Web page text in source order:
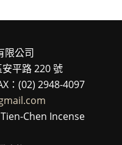
限公司
平路 220 號
：(02) 2948-4097
Chen Incense